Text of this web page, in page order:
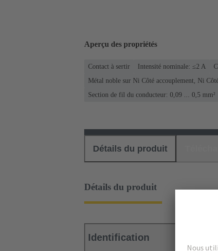
Aperçu des propriétés
Contact à sertir Intensité nominale: ≤2 A
Métal noble sur Ni Côté accouplement, Ni
Section de fil du conducteur: 0,09 ... 0,5 mm²
Détails du produit
Détails du produit
Identification